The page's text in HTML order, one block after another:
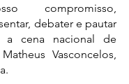
compromisso,
debater e pautar
a cena nacional de
Vasconcelos,